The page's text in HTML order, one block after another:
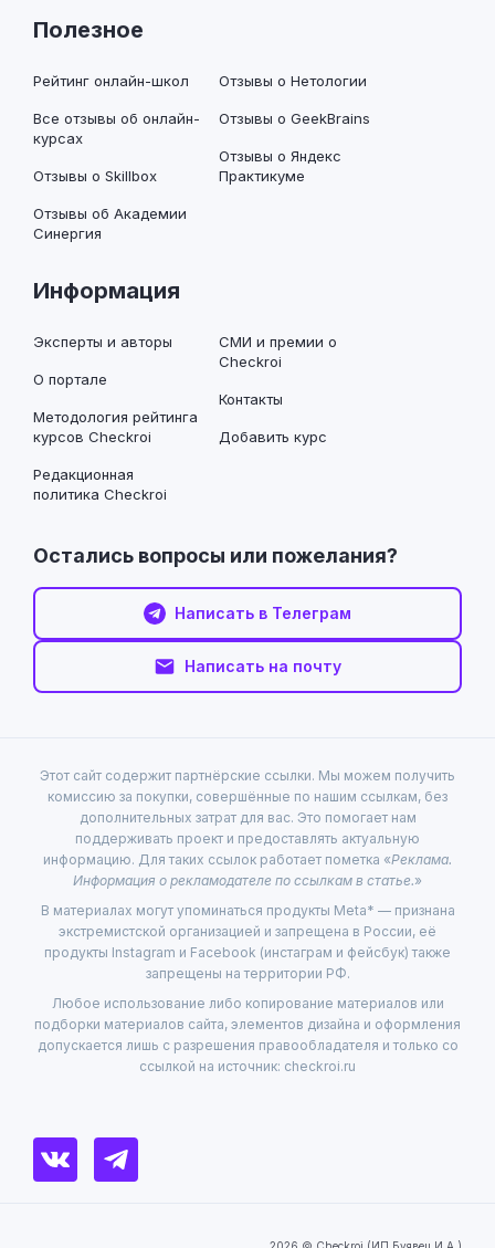
Полезное
Рейтинг онлайн-школ
Все отзывы об онлайн-
курсах
Отзывы о Skillbox
Отзывы об Академии
Синергия
Отзывы о Нетологии
Отзывы о GeekBrains
Отзывы о Яндекс
Практикуме
Информация
Эксперты и авторы
О портале
Методология рейтинга
курсов Checkroi
Редакционная
политика Checkroi
СМИ и премии о
Checkroi
Контакты
Добавить курс
Остались вопросы или пожелания?
Написать в Телеграм
Написать на почту
Этот сайт содержит партнёрские ссылки. Мы можем получить
комиссию за покупки, совершённые по нашим ссылкам, без
дополнительных затрат для вас. Это помогает нам
поддерживать проект и предоставлять актуальную
информацию. Для таких ссылок работает пометка «Реклама.
Информация о рекламодателе по ссылкам в статье.»
В материалах могут упоминаться продукты Meta* — признана
экстремистской организацией и запрещена в России, её
продукты Instagram и Facebook (инстаграм и фейсбук) также
запрещены на территории РФ.
Любое использование либо копирование материалов или
подборки материалов сайта, элементов дизайна и оформления
допускается лишь с разрешения правообладателя и только со
ссылкой на источник: checkroi.ru